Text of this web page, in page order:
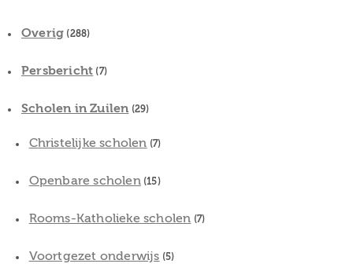
Overig (288)
Persbericht (7)
Scholen in Zuilen (29)
Christelijke scholen (7)
Openbare scholen(15)
Rooms-Katholieke scholen (7)
Voortgezet onderwijs (5)